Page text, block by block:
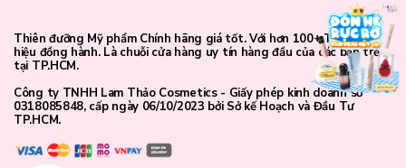
Thiên đưỡng Mỹ phẩm Chính hãng giá tốt. Với hơn 100+ Thương
hiệu đồng hành. Là chuỗi cửa hàng uy tín hàng đầu của các bạn trẻ
tại TP.HCM.
Công ty TNHH Lam Thảo Cosmetics - Giấy phép kinh doanh số
0318085848, cấp ngày 06/10/2023 bởi Sở kế Hoạch và Đầu Tư
TP.HCM.